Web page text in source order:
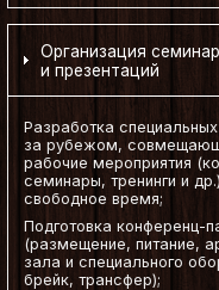
Организация
и презентаций
Разработка
за рубежом,
рабочие мероприятия
семинары, тренинги и
свободное время;
Подготовка конференц-
(размещение, питание,
зала и специального
брейк, трансфер);